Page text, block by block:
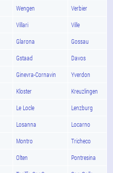
Wengen Verbier
Villari Ville
Glarona Gossau
Gstaad Davos
Ginevra-Cornavin Yverdon
Kloster Kreuzlingen
Le Locle Lenzburg
Losanna Locarno
Montro Tricheco
Olten Pontresina